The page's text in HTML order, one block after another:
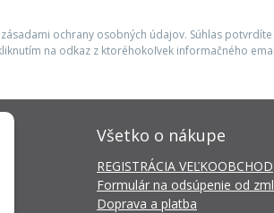
ochrany osobných údajov. Súhlas
na odkaz z ktoréhokoľvek informačného
Všetko o nákupe
REGISTRÁCIA VEĽKOOBCHOD
Formulár na odsúpenie od
Doprava a platba